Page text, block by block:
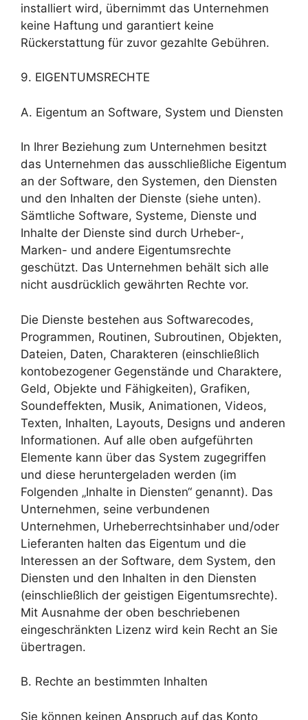
installiert wird, übernimmt das Unternehmen
keine Haftung und garantiert keine
Rückerstattung für zuvor gezahlte Gebühren.
9. EIGENTUMSRECHTE
A. Eigentum an Software, System und Diensten
In Ihrer Beziehung zum Unternehmen besitzt
das Unternehmen das ausschließliche Eigentum
an der Software, den Systemen, den Diensten
und den Inhalten der Dienste (siehe unten).
Sämtliche Software, Systeme, Dienste und
Inhalte der Dienste sind durch Urheber-,
Marken- und andere Eigentumsrechte
geschützt. Das Unternehmen behält sich alle
nicht ausdrücklich gewährten Rechte vor.
Die Dienste bestehen aus Softwarecodes,
Programmen, Routinen, Subroutinen, Objekten,
Dateien, Daten, Charakteren (einschließlich
kontobezogener Gegenstände und Charaktere,
Geld, Objekte und Fähigkeiten), Grafiken,
Soundeffekten, Musik, Animationen, Videos,
Texten, Inhalten, Layouts, Designs und anderen
Informationen. Auf alle oben aufgeführten
Elemente kann über das System zugegriffen
und diese heruntergeladen werden (im
Folgenden „Inhalte in Diensten“ genannt). Das
Unternehmen, seine verbundenen
Unternehmen, Urheberrechtsinhaber und/oder
Lieferanten halten das Eigentum und die
Interessen an der Software, dem System, den
Diensten und den Inhalten in den Diensten
(einschließlich der geistigen Eigentumsrechte).
Mit Ausnahme der oben beschriebenen
eingeschränkten Lizenz wird kein Recht an Sie
übertragen.
B. Rechte an bestimmten Inhalten
Sie können keinen Anspruch auf das Konto